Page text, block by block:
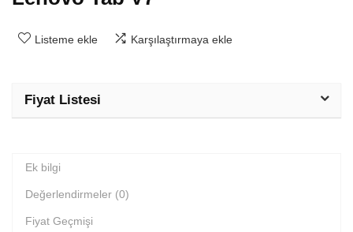
Listeme ekle Karşılaştırmaya ekle
Fiyat Listesi
Ek bilgi
Değerlendirmeler (0)
Fiyat Geçmişi